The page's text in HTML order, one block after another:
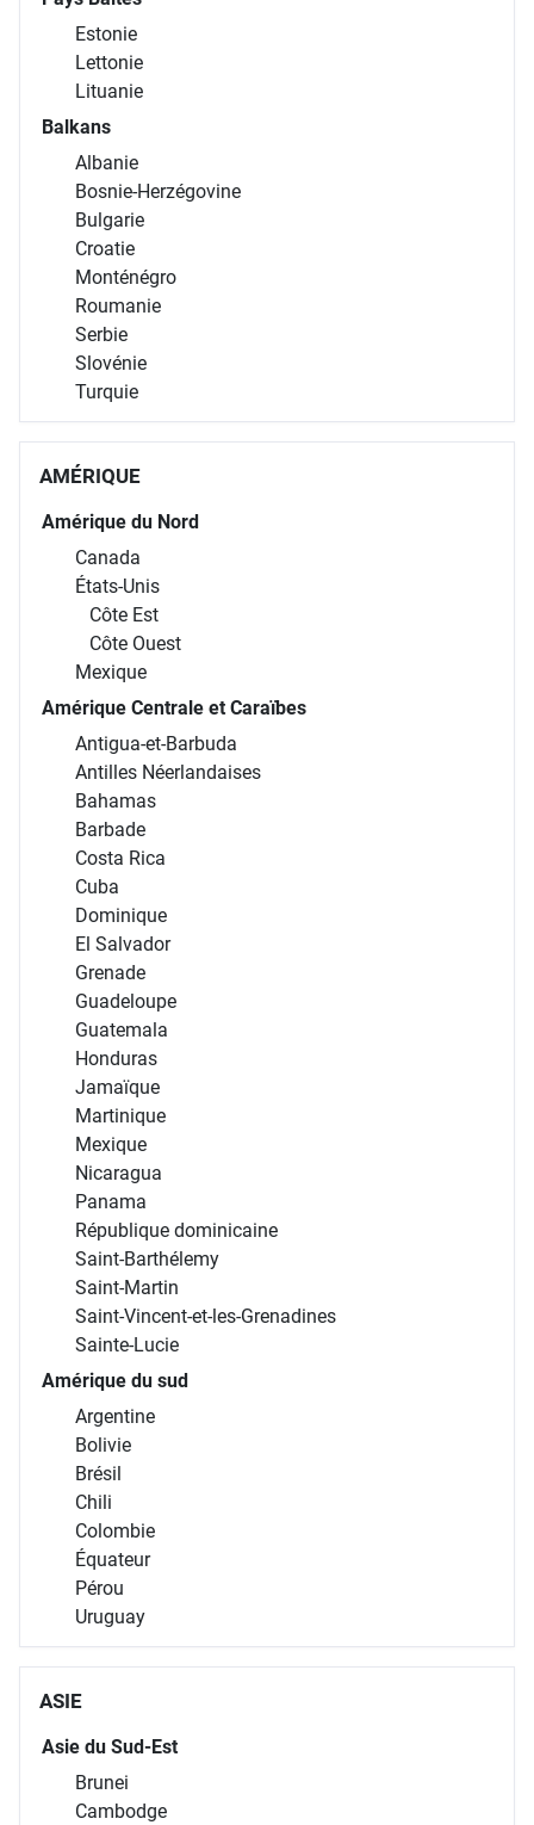
Estonie
Lettonie
Lituanie
Balkans
Albanie
Bosnie-Herzégovine
Bulgarie
Croatie
Monténégro
Roumanie
Serbie
Slovénie
Turquie
AMÉRIQUE
Amérique du Nord
Canada
États-Unis
Côte Est
Côte Ouest
Mexique
Amérique Centrale et Caraïbes
Antigua-et-Barbuda
Antilles Néerlandaises
Bahamas
Barbade
Costa Rica
Cuba
Dominique
El Salvador
Grenade
Guadeloupe
Guatemala
Honduras
Jamaïque
Martinique
Mexique
Nicaragua
Panama
République dominicaine
Saint-Barthélemy
Saint-Martin
Saint-Vincent-et-les-Grenadines
Sainte-Lucie
Amérique du sud
Argentine
Bolivie
Brésil
Chili
Colombie
Équateur
Pérou
Uruguay
ASIE
Asie du Sud-Est
Brunei
Cambodge